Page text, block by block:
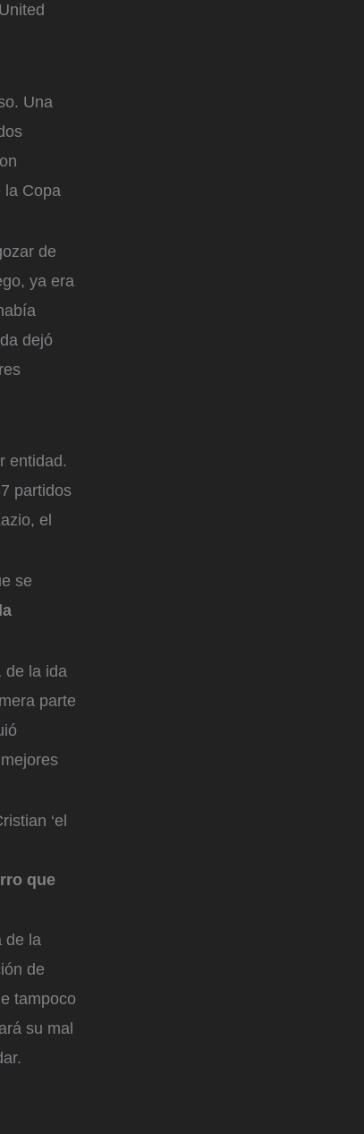
Una
la Copa
de
ya era
dejó
entidad.
partidos
el
se
de la ida
parte
‘el
que
de la
de
tampoco
su mal